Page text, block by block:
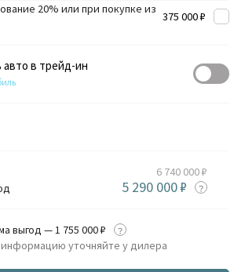
20% или при покупке из
375 000 ₽
авто в трейд-ин
6 740 000 ₽
5 290 000 ₽
выгод — 1 755 000 ₽
уточняйте у дилера